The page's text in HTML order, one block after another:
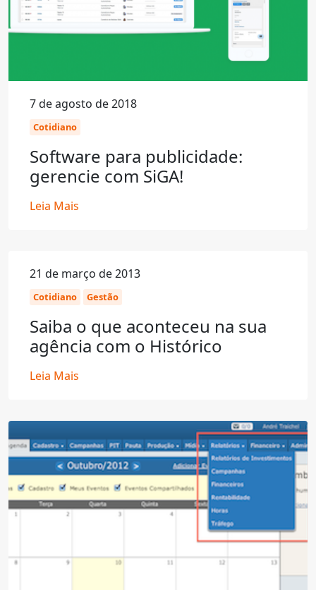
7 de agosto de 2018
Cotidiano
Software para publicidade:
gerencie com SiGA!
Leia Mais
21 de março de 2013
Cotidiano Gestão
Saiba o que aconteceu na sua
agência com o Histórico
Leia Mais